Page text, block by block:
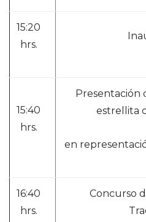
15:20
hrs.
15:40
hrs.
Presentación
estrellita
en
16:40
hrs.
Concurso